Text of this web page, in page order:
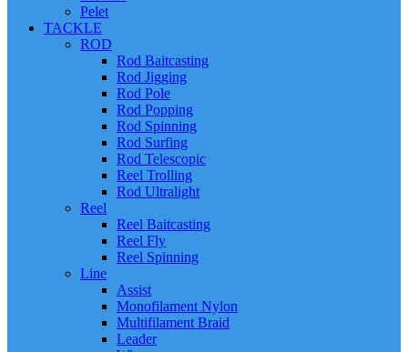
Pelet
TACKLE
ROD
Rod Baitcasting
Rod Jigging
Rod Pole
Rod Popping
Rod Spinning
Rod Surfing
Rod Telescopic
Reel Trolling
Rod Ultralight
Reel
Reel Baitcasting
Reel Fly
Reel Spinning
Line
Assist
Monofilament Nylon
Multifilament Braid
Leader